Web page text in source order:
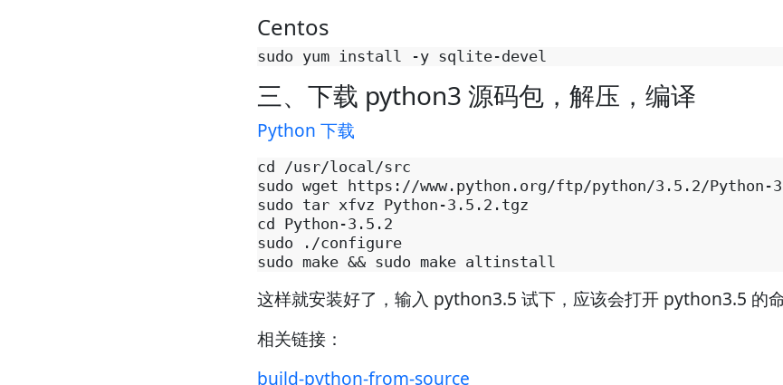
Centos
三、下载 python3 源码包，解压，编译
Python 下载
cd /usr/local/src
sudo wget https://www.python.org/ftp/python/3.5.2/Python-
sudo tar xfvz Python-3.5.2.tgz
cd Python-3.5.2
sudo ./configure
这样就安装好了，输入 python3.5 试下，应该会打开 python3.5 的
相关链接：
build-python-from-source